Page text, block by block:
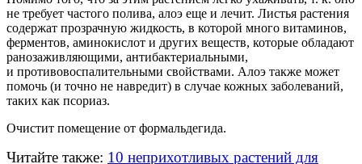
не требует частого полива, алоэ еще и лечит. Листья растения
содержат прозрачную жидкость, в которой много витаминов,
ферментов, аминокислот и других веществ, которые обладают
ранозаживляющими, антибактериальными,
и противовоспалительными свойствами. Алоэ также может
помочь (и точно не навредит) в случае кожных заболеваний,
таких как псориаз.
Очистит помещение от формальдегида.
Читайте также: 10 неприхотливых растений для